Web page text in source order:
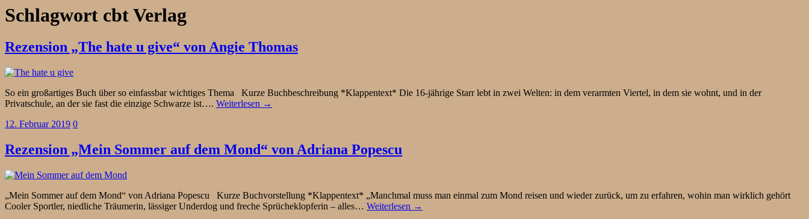
Schlagwort cbt Verlag
Rezension „The hate u give“ von Angie Thomas
So ein großartiges Buch über so einfassbar wichtiges Thema Kurze Buchbeschreibung *Klappentext* Die 16-jährige Starr lebt in zwei Welten: in dem verarmten Viertel, in dem sie wohnt, und in der
Privatschule, an der sie fast die einzige Schwarze ist…. Weiterlesen →
12. Februar 2019 0
Rezension „Mein Sommer auf dem Mond“ von Adriana Popescu
„Mein Sommer auf dem Mond“ von Adriana Popescu Kurze Buchvorstellung *Klappentext* „Manchmal muss man einmal zum Mond reisen und wieder zurück, um zu erfahren, wohin man wirklich gehört
Cooler Sportler, niedliche Träumerin, lässiger Underdog und freche Sprücheklopferin – alles… Weiterlesen →